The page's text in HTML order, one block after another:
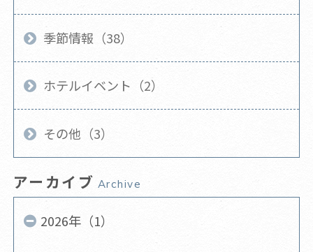
季節情報（38）
ホテルイベント（2）
その他（3）
アーカイブ Archive
2026年（1）